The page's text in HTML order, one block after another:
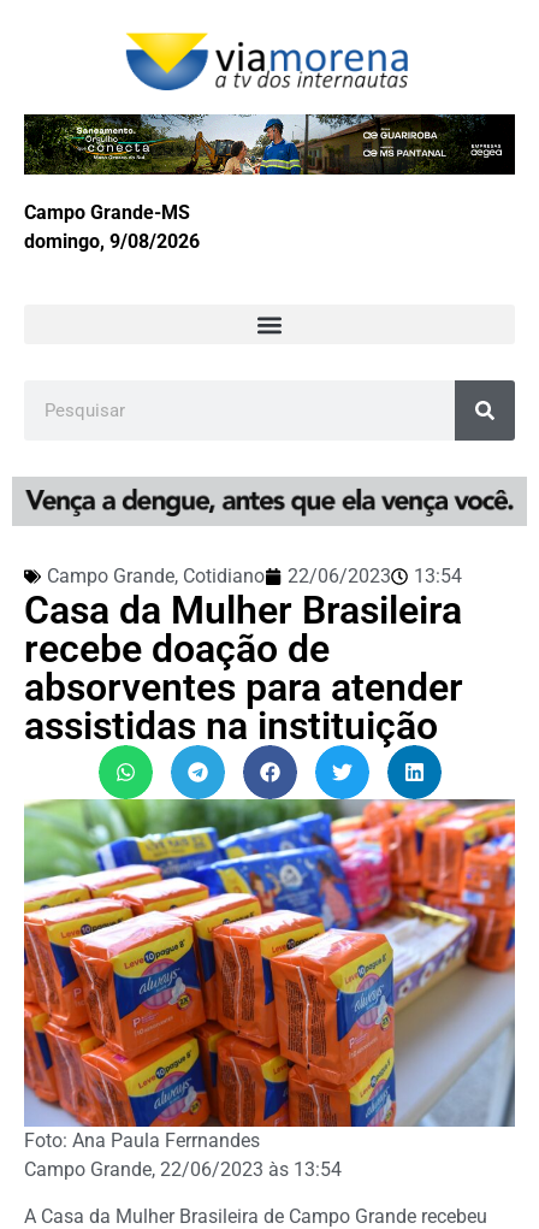
Campo Grande-MS
domingo, 9/08/2026
Campo Grande, Cotidiano 22/06/2023 13:54
Casa da Mulher Brasileira
recebe doação de
absorventes para atender
assistidas na instituição
Foto: Ana Paula Ferrnandes
Campo Grande, 22/06/2023 às 13:54
A Casa da Mulher Brasileira de Campo Grande recebeu